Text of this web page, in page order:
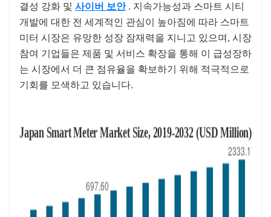
결성 강화 및 사이버 보안. 지속가능성과 스마트 시티
개발에 대한 전 세계적인 관심이 높아짐에 따라 스마트
미터 시장은 유망한 성장 잠재력을 지니고 있으며, 시장
참여 기업들은 제품 및 서비스 확장을 통해 이 급성장하
는 시장에서 더 큰 점유율을 확보하기 위해 적극적으로
기회를 모색하고 있습니다.